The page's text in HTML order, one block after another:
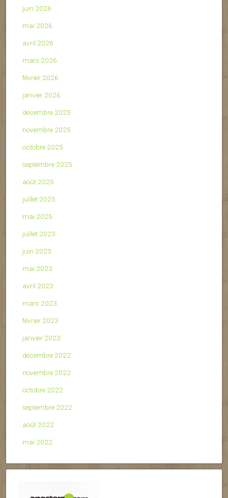
juin 2026
mai 2026
avril 2026
mars 2026
février 2026
janvier 2026
décembre 2025
novembre 2025
octobre 2025
septembre 2025
août 2025
juillet 2025
mai 2025
juillet 2023
juin 2023
mai 2023
avril 2023
mars 2023
février 2023
janvier 2023
décembre 2022
novembre 2022
octobre 2022
septembre 2022
août 2022
mai 2022